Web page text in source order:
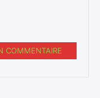
COMMENTAIRE